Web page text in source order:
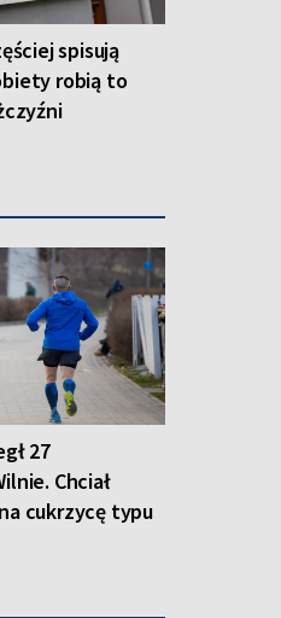
spisują
robią to
27
Chciał
cukrzycę typu